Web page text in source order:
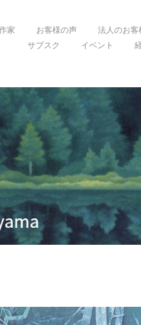
家 お客様の声 法人のお客
サブスク
イベント